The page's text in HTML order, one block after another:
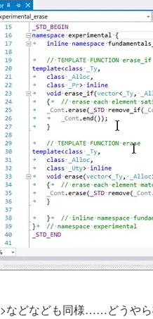
などなども同様……どうやら